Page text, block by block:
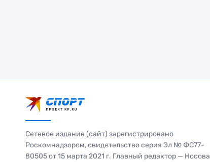
Сетевое издание (сайт) зарегистрировано
Роскомнадзором, свидетельство серия Эл № ФС77-
80505 от 15 марта 2021 г. Главный редактор — Носова